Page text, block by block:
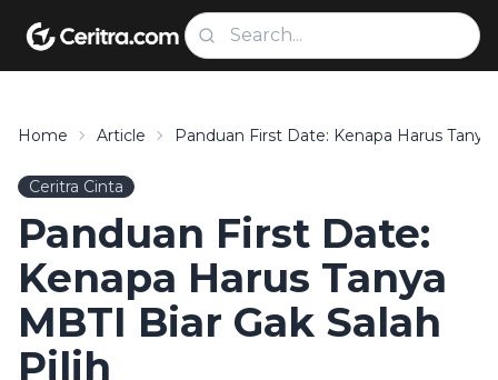
Home Article Panduan First Date: Kenapa Harus
Ceritra Cinta
Panduan First Date:
Kenapa Harus Tanya
MBTI Biar Gak Salah
Pilih